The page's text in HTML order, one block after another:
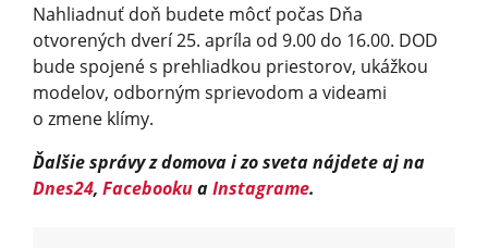
Nahliadnuť doň budete môcť počas Dňa
otvorených dverí 25. apríla od 9.00 do 16.00. DOD
bude spojené s prehliadkou priestorov, ukážkou
modelov, odborným sprievodom a videami
o zmene klímy.
Ďalšie správy z domova i zo sveta nájdete aj na
Dnes24, FacebookuaInstagrame.